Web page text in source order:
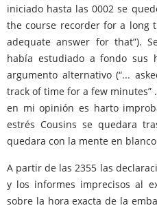
iniciado hasta las 0002 se
the course recorder for a long
adequate answer for that”).
había estudiado a fondo sus
argumento alternativo (“...
track of time for a few minutes”
en mi opinión es harto
estrés Cousins se quedara
quedara con la mente en
A partir de las 2355 las
y los informes imprecisos al
sobre la hora exacta de la